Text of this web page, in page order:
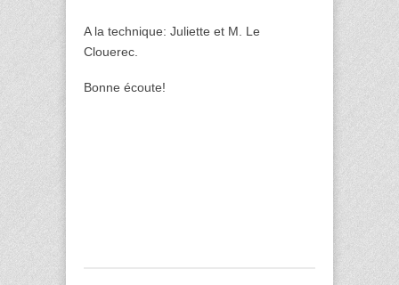
A la technique: Juliette et M. Le
Clouerec.
Bonne écoute!